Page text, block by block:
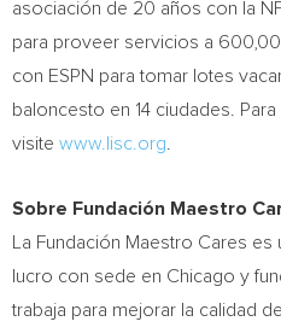
asociación de 20 años con la
para proveer servicios a
con ESPN para tomar lotes
baloncesto en 14 ciudades.
visite www.lisc.org
Sobre Fundación Maestro
La Fundación Maestro Cares
lucro con sede en Chicago y
trabaja para mejorar la calidad